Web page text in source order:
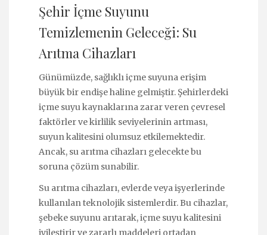
Şehir İçme Suyunu
Temizlemenin Geleceği: Su
Arıtma Cihazları
Günümüzde, sağlıklı içme suyuna erişim
büyük bir endişe haline gelmiştir. Şehirlerdeki
içme suyu kaynaklarına zarar veren çevresel
faktörler ve kirlilik seviyelerinin artması,
suyun kalitesini olumsuz etkilemektedir.
Ancak, su arıtma cihazları gelecekte bu
soruna çözüm sunabilir.
Su arıtma cihazları, evlerde veya işyerlerinde
kullanılan teknolojik sistemlerdir. Bu cihazlar,
şebeke suyunu arıtarak, içme suyu kalitesini
iyileştirir ve zararlı maddeleri ortadan